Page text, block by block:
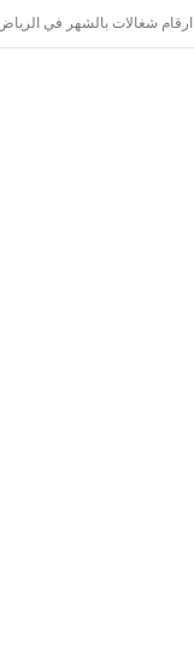
ارقام شغالات بالشهر في